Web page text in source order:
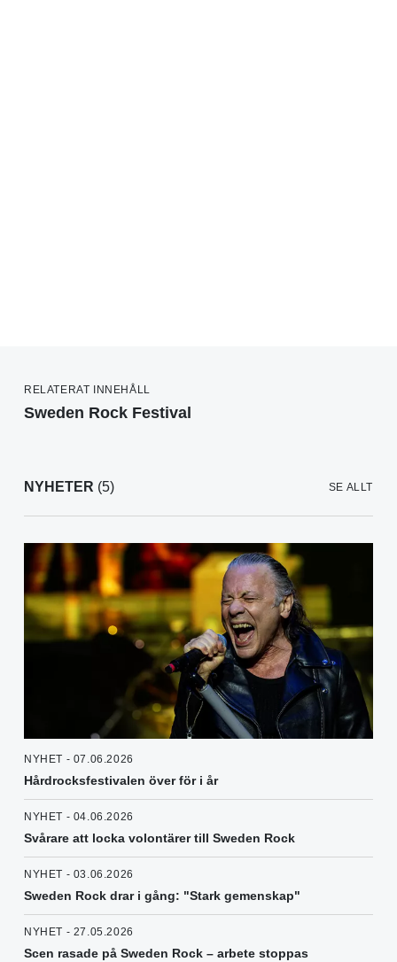
RELATERAT INNEHÅLL
Sweden Rock Festival
NYHETER (5) SE ALLT
NYHET - 07.06.2026
Hårdrocksfestivalen över för i år
NYHET - 04.06.2026
Svårare att locka volontärer till Sweden Rock
NYHET - 03.06.2026
Sweden Rock drar i gång: "Stark gemenskap"
NYHET - 27.05.2026
Scen rasade på Sweden Rock – arbete stoppas